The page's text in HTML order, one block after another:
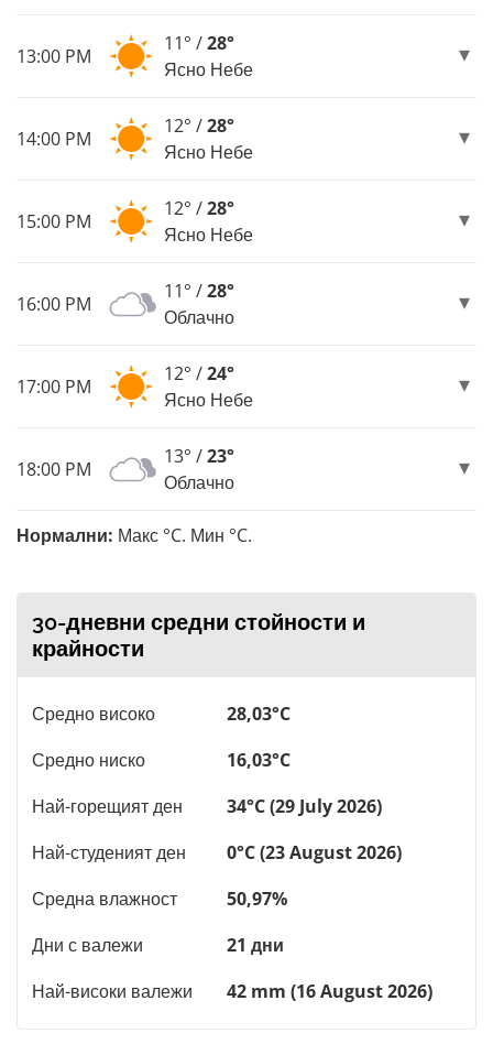
13:00 PM
11° /28°
Ясно Небе
14:00 PM
12° /28°
Ясно Небе
15:00 PM
12° /28°
Ясно Небе
16:00 PM
11° /28°
Облачно
17:00 PM
12° /24°
Ясно Небе
18:00 PM
13° /23°
Облачно
Нормални: Макс °C. Мин °C.
30-дневни средни стойности и
крайности
Средно високо
28,03°C
Средно ниско
16,03°C
Най-горещият ден
34°C (29 July 2026)
Най-студеният ден
0°C (23 August 2026)
Средна влажност
50,97%
Дни с валежи
21 дни
Най-високи валежи
42 mm (16 August 2026)